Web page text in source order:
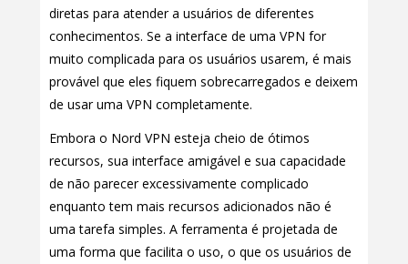
diretas para atender a usuários de diferentes
conhecimentos. Se a interface de uma VPN for
muito complicada para os usuários usarem, é mais
provável que eles fiquem sobrecarregados e deixem
de usar uma VPN completamente.
Embora o Nord VPN esteja cheio de ótimos
recursos, sua interface amigável e sua capacidade
de não parecer excessivamente complicado
enquanto tem mais recursos adicionados não é
uma tarefa simples. A ferramenta é projetada de
uma forma que facilita o uso, o que os usuários de